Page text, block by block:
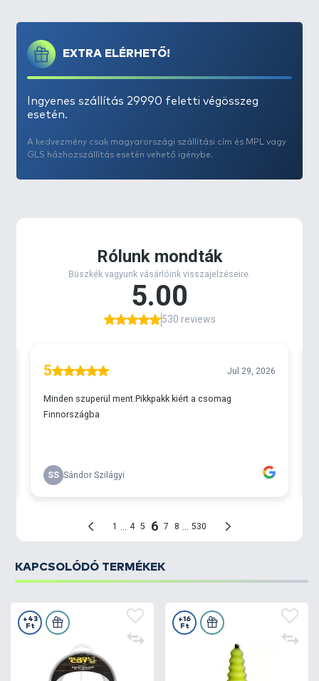
félénken reagálnak a nagyobb áramlást keltő
felúszó testekre. A Darter U-Float egy nyílvessző
végéhez hasonlóan lett kialakítva, vékony tengelyen
4 konvex (kifelé álló) szárnnyal, megtöri a víz
nyomását az erős sodrásban, és azt az úszótesthez
vezeti. A szárnyak szinte tőkesúlyként viselkednek és
- piros szín
(a mellékelt videóban a nagyméretű U-Float
EXTRA ELÉRHETŐ!
Ingyenes szállítás 29990 feletti végösszeg
esetén.
A kedvezmény csak magyarországi szállítási cím és MPL vagy
GLS házhozszállítás esetén vehető igénybe.
KAPCSOLÓDÓ TERMÉKEK
+43
Ft
+16
Ft